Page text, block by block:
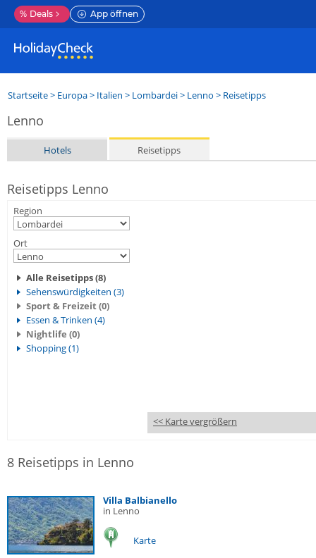
% Deals App öffnen
Startseite> Europa> Italien > Lombardei> Lenno > Reisetipps
Lenno
Hotels Reisetipps
Reisetipps Lenno
Region
Ort
Alle Reisetipps (8)
Sehenswürdigkeiten (3)
Sport & Freizeit (0)
Essen & Trinken (4)
Nightlife (0)
Shopping (1)
<< Karte vergrößern
8 Reisetipps in Lenno
Villa Balbianello
in Lenno
Karte